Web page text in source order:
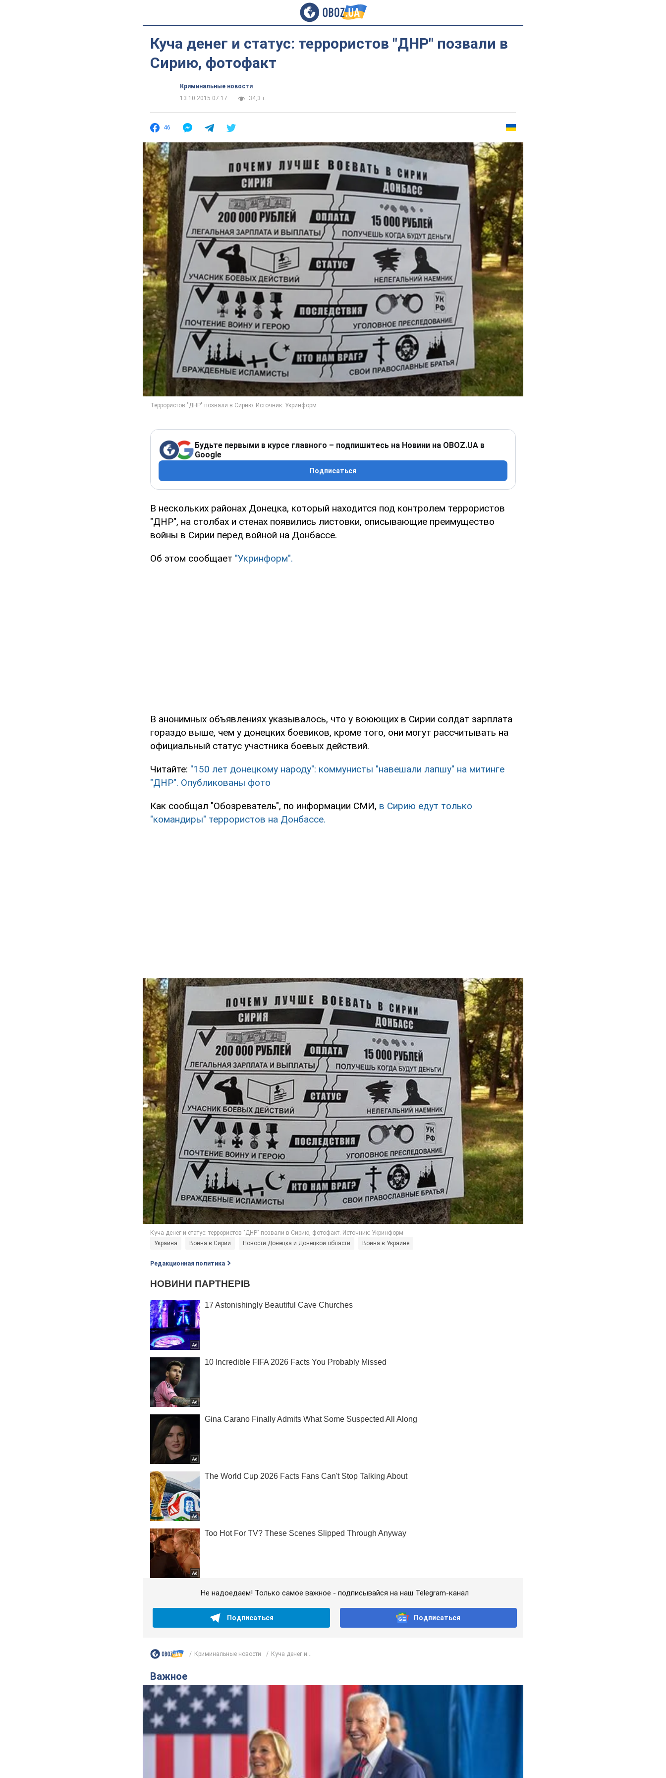
Куча денег и статус: террористов "ДНР" позвали в
Сирию, фотофакт
Криминальные новости
13.10.2015 07:17
34,3 т.
46
Будьте первыми в курсе главного – подпишитесь на Новини на OBOZ.UA в
Google
Подписаться
В нескольких районах Донецка, который находится под контролем террористов
"ДНР", на столбах и стенах появились листовки, описывающие преимущество
войны в Сирии перед войной на Донбассе.
Об этом сообщает "Укринформ".
В анонимных объявлениях указывалось, что у воюющих в Сирии солдат зарплата
гораздо выше, чем у донецких боевиков, кроме того, они могут рассчитывать на
официальный статус участника боевых действий.
Читайте: "150 лет донецкому народу": коммунисты "навешали лапшу" на митинге
"ДНР". Опубликованы фото
Как сообщал "Обозреватель", по информации СМИ, в Сирию едут только
"командиры" террористов на Донбассе.
Украина Война в Сирии Новости Донецка и Донецкой области Война в Украине
Редакционная политика
Не надоедаем! Только самое важное - подписывайся на наш Telegram-канал
Подписаться Подписаться
Криминальные новости Куча денег и...
Важное